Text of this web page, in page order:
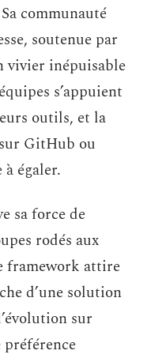
communauté
soutenue par
vivier inépuisable
s’appuient
outils, et la
GitHub ou
égaler.
sa force de
rodés aux
framework attire
d’une solution
sur